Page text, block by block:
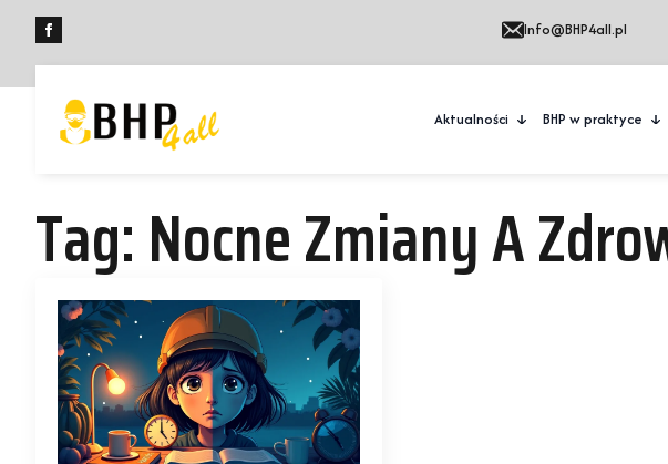
Info@BHP4all.pl
Aktualności BHP w praktyce
Tag:Nocne Zmiany A